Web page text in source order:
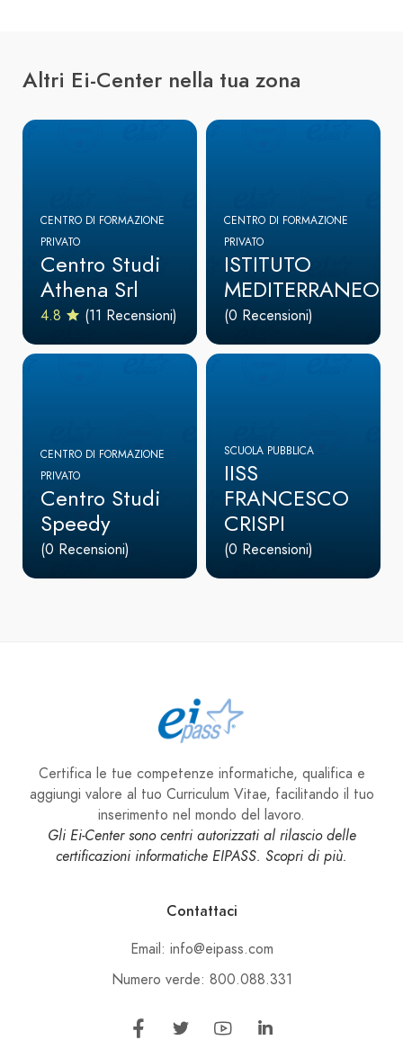
Altri Ei-Center nella tua zona
CENTRO DI FORMAZIONE
PRIVATO
Centro Studi
Athena Srl
4.8 (11 Recensioni)
CENTRO DI FORMAZIONE
PRIVATO
ISTITUTO
MEDITERRANEO
(0 Recensioni)
CENTRO DI FORMAZIONE
PRIVATO
Centro Studi
Speedy
(0 Recensioni)
SCUOLA PUBBLICA
IISS
FRANCESCO
CRISPI
(0 Recensioni)
Certifica le tue competenze informatiche, qualifica e
aggiungi valore al tuo Curriculum Vitae, facilitando il tuo
inserimento nel mondo del lavoro.
Gli Ei-Center sono centri autorizzati al rilascio delle
certificazioni informatiche EIPASS. Scopri di più.
Contattaci
Email: info@eipass.com
Numero verde: 800.088.331